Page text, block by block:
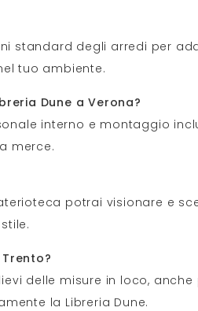
standard degli arredi per
tuo ambiente.
Dune a Verona?
interno e montaggio
merce.
potrai visionare e
delle misure in loco,
la Libreria Dune.